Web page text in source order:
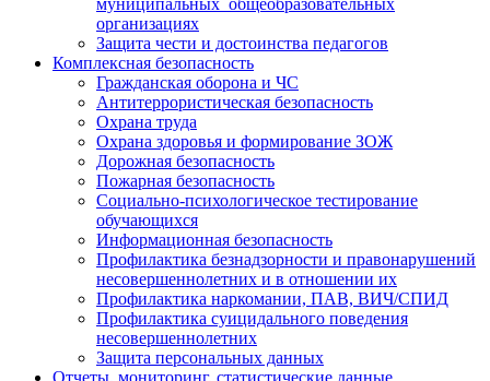
муниципальных общеобразовательных
организациях
Защита чести и достоинства педагогов
Комплексная безопасность
Гражданская оборона и ЧС
Антитеррористическая безопасность
Охрана труда
Охрана здоровья и формирование ЗОЖ
Дорожная безопасность
Пожарная безопасность
Социально-психологическое тестирование
обучающихся
Информационная безопасность
Профилактика безнадзорности и правонарушений
несовершеннолетних и в отношении их
Профилактика наркомании, ПАВ, ВИЧ/СПИД
Профилактика суицидального поведения
несовершеннолетних
Защита персональных данных